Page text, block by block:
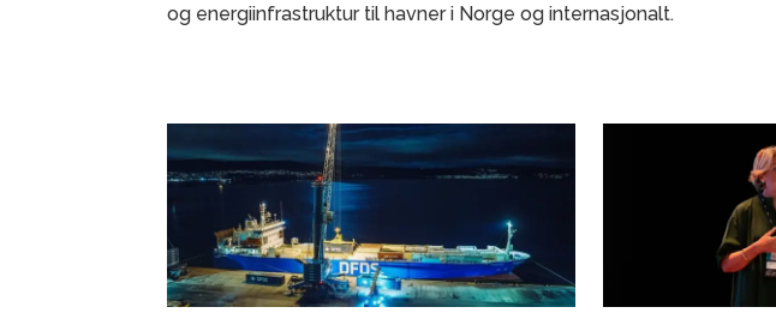
og energiinfrastruktur til havner i Norge og internasjonalt.